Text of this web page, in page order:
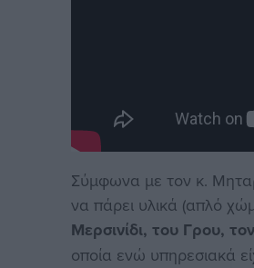
Σύμφωνα με τον κ.
να πάρει υλικά (απλό
Μερσινίδι, του Γρου,
οποία ενώ υπηρεσιακά